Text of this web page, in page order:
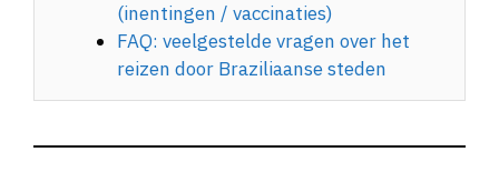
(inentingen / vaccinaties)
FAQ: veelgestelde vragen over het
reizen door Braziliaanse steden